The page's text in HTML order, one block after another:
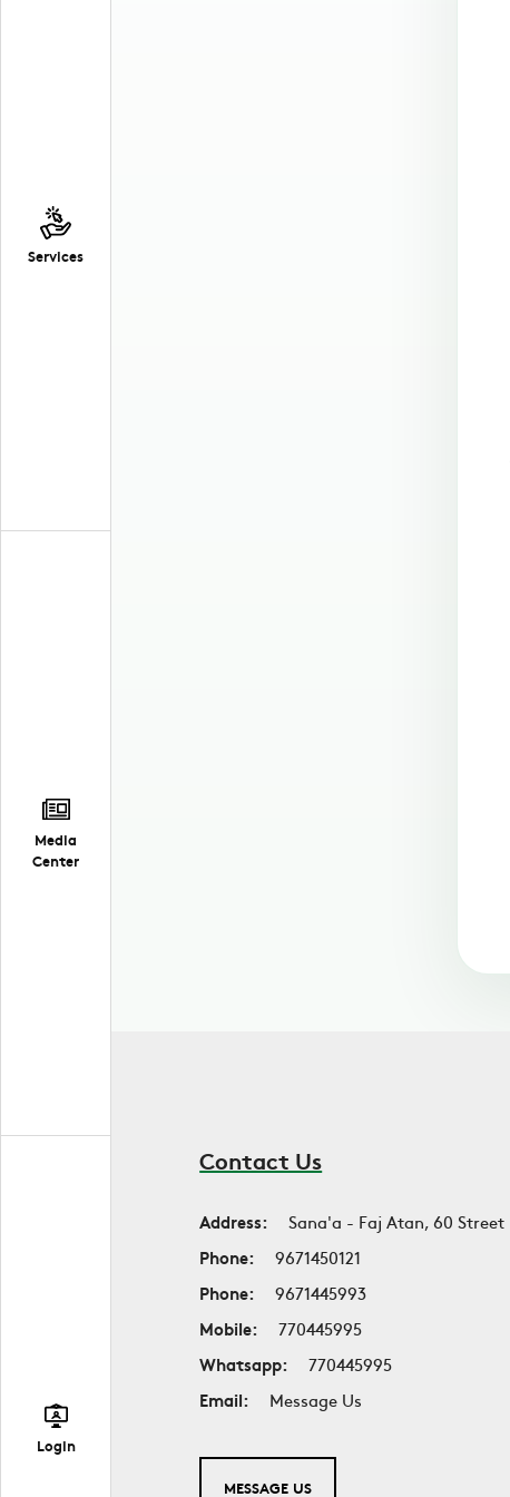
Services
Media
Center
Login
Contact Us
Address:
Sana'a - Faj Atan, 60 Street
Phone:
9671450121
Phone:
9671445993
Mobile:
770445995
Whatsapp:
770445995
Email:
Message Us
MESSAGE US